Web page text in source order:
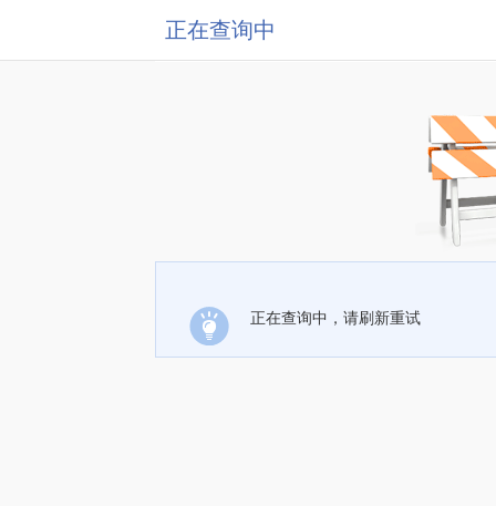
正在查询中
正在查询中，请刷新重试